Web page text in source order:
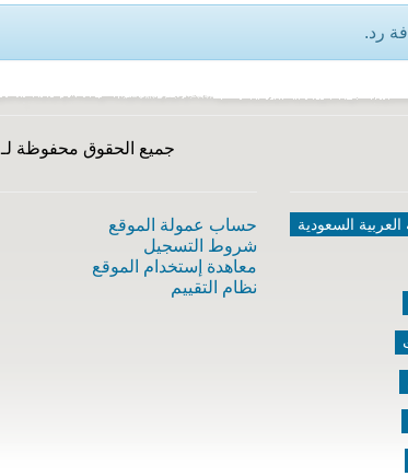
رد.
جميع الحقوق محفوظة لـ
السعودية
حساب عمولة الموقع
شروط التسجيل
معاهدة إستخدام الموقع
نظام التقييم